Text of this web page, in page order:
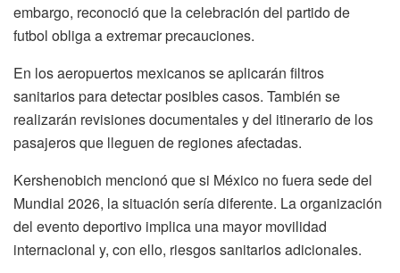
embargo, reconoció que la celebración del partido de
futbol obliga a extremar precauciones.
En los aeropuertos mexicanos se aplicarán filtros
sanitarios para detectar posibles casos. También se
realizarán revisiones documentales y del itinerario de los
pasajeros que lleguen de regiones afectadas.
Kershenobich mencionó que si México no fuera sede del
Mundial 2026, la situación sería diferente. La organización
del evento deportivo implica una mayor movilidad
internacional y, con ello, riesgos sanitarios adicionales.